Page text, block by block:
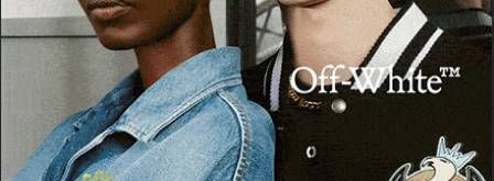
ARTICOLI RECENTI
Ad Alà dei Sardi la XXIII Rassegna Internazionale del
Folklore
7 Agosto 2026